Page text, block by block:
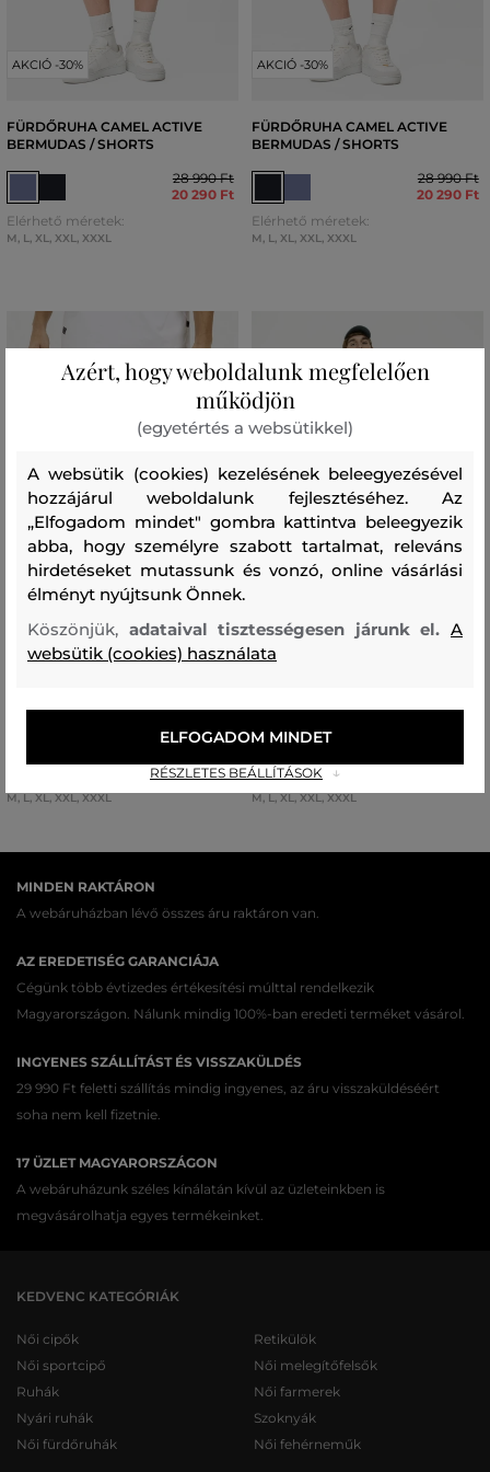
AKCIÓ -30%
FÜRDŐRUHA CAMEL ACTIVE
BERMUDAS / SHORTS
28 990 Ft
20 290 Ft
Elérhető méretek:
M, L, XL, XXL, XXXL
AKCIÓ -30%
FÜRDŐRUHA CAMEL ACTIVE
BERMUDAS / SHORTS
28 990 Ft
20 290 Ft
Elérhető méretek:
M, L, XL, XXL, XXXL
AKCIÓ -50%
24 990 Ft
M, L, XL, XXL, XXXL
AKCIÓ -50%
Elérhető méretek:
M, L, XL, XXL, XXXL
MINDEN RAKTÁRON
A webáruházban lévő összes áru raktáron van.
AZ EREDETISÉG GARANCIÁJA
Cégünk több évtizedes értékesítési múlttal rendelkezik
Magyarországon. Nálunk mindig 100%-ban eredeti terméket vásárol.
INGYENES SZÁLLÍTÁST ÉS VISSZAKÜLDÉS
29 990 Ft feletti szállítás mindig ingyenes, az áru visszaküldéséért
soha nem kell fizetnie.
17 ÜZLET MAGYARORSZÁGON
A webáruházunk széles kínálatán kívül az üzleteinkben is
megvásárolhatja egyes termékeinket.
KEDVENC KATEGÓRIÁK
Női cipők
Női sportcipő
Ruhák
Nyári ruhák
Női fürdőruhák
Retikülök
Női melegítőfelsők
Női farmerek
Szoknyák
Női fehérneműk
Azért, hogy weboldalunk megfelelően
működjön
(egyetértés a websütikkel)
A websütik (cookies) kezelésének beleegyezésével
hozzájárul weboldalunk fejlesztéséhez. Az
„Elfogadom mindet" gombra kattintva beleegyezik
abba, hogy személyre szabott tartalmat, releváns
hirdetéseket mutassunk és vonzó, online vásárlási
élményt nyújtsunk Önnek.
Köszönjük, adataival tisztességesen járunk el.A
websütik (cookies) használata
RÉSZLETES BEÁLLÍTÁSOK
ELFOGADOM MINDET